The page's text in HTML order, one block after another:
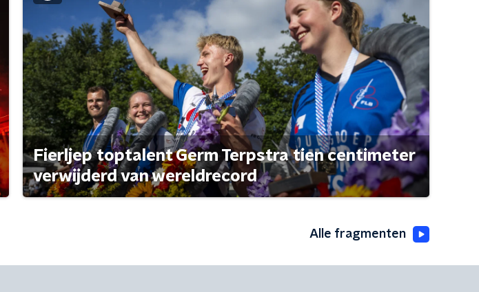
Fierljep toptalent Germ Terpstra tien centimeter
verwijderd van wereldrecord
Alle fragmenten